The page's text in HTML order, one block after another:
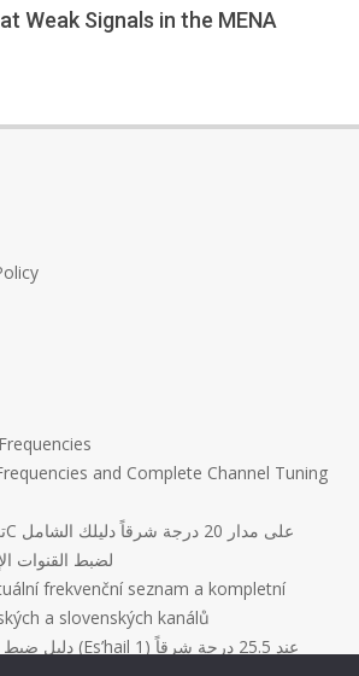
Weak Signals in the MENA
and Complete Channel Tuning
لضبط القنوات
frekvenční seznam a kompletní
a slovenských kanálů
دليل ضبط ترددات ساتل إس هيل 1 (Es’hail 1) عند 25.5 درجة شرقاً